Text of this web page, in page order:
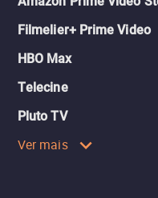
Filmelier+ Prime Video
HBO Max
Telecine
Pluto TV
Ver mais